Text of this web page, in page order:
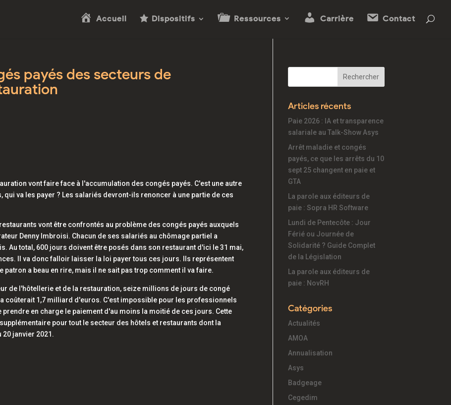
Accueil Dispositifs Ressources Carrière Contact
payés des secteurs de
vont faire face à l'accumulation des congés payés. C'est une autre
va les payer ? Les salariés devront-ils renoncer à une partie de ces
vont être confrontés au problème des congés payés auxquels
Denny Imbroisi. Chacun de ses salariés au chômage partiel a
Au total, 600 jours doivent être posés dans son restaurant d'ici le 31 mai,
Il va donc falloir laisser la loi payer tous ces jours. Ils représentent
a beau en rire, mais il ne sait pas trop comment il va faire.
de l'hôtellerie et de la restauration, seize millions de jours de congé
coûterait 1,7 milliard d'euros. C'est impossible pour les professionnels
en charge le paiement d'au moins la moitié de ces jours. Cette
pour tout le secteur des hôtels et restaurants dont la
janvier 2021.
Articles récents
Paie 2026 : IA et transparence
salariale au Talk-Show Asys
Arrêt maladie et congés
payés, ce que les arrêts du 10
sept 25 changent en paie et
GTA
La parole aux éditeurs de
paie : Sopra HR Software
Lundi de Pentecôte : Jour
Férié ou Journée de
Solidarité ? Guide Complet
de la Législation
La parole aux éditeurs de
paie : NovRH
Catégories
Actualités
AMOA
Annualisation
Asys
Badgeage
Cegedim